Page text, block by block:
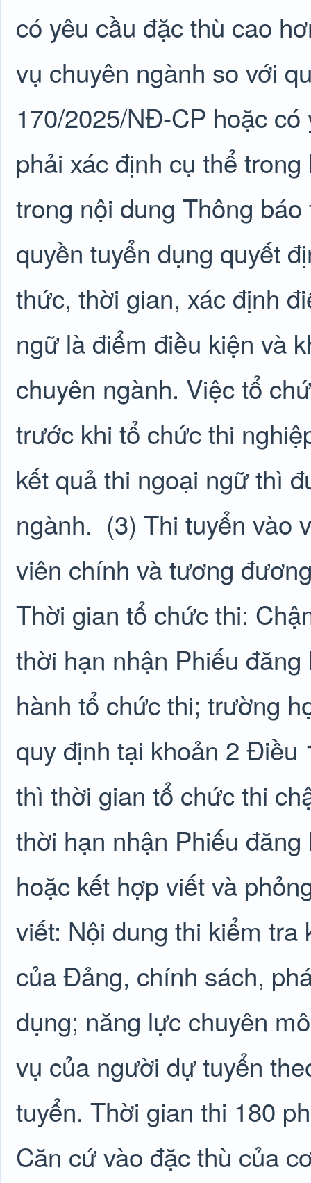
có yêu cầu đặc thù cao
vụ chuyên ngành so với
170/2025/NĐ-CP hoặc
phải xác định cụ thể
trong nội dung Thông
quyền tuyển dụng quyết
thức, thời gian, xác định
ngữ là điểm điều kiện và
chuyên ngành. Việc tổ
trước khi tổ chức thi
kết quả thi ngoại ngữ thì
ngành. (3) Thi tuyển vào
viên chính và tương
Thời gian tổ chức thi:
thời hạn nhận Phiếu
hành tổ chức thi; trường
quy định tại khoản 2
thì thời gian tổ chức thi
thời hạn nhận Phiếu
hoặc kết hợp viết và
viết: Nội dung thi kiểm
của Đảng, chính sách,
dụng; năng lực chuyên
vụ của người dự tuyển
tuyển. Thời gian thi 180
Căn cứ vào đặc thù của